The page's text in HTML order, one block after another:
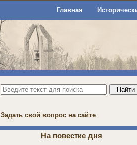
Главная
Задать свой вопрос на сайте
На повестке дня